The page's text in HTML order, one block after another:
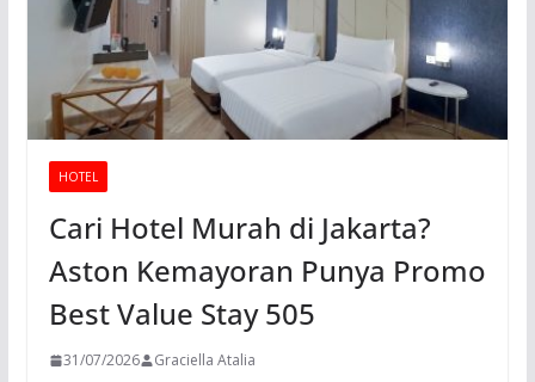
HOTEL
Cari Hotel Murah di Jakarta?
Aston Kemayoran Punya Promo
Best Value Stay 505
31/07/2026 Graciella Atalia